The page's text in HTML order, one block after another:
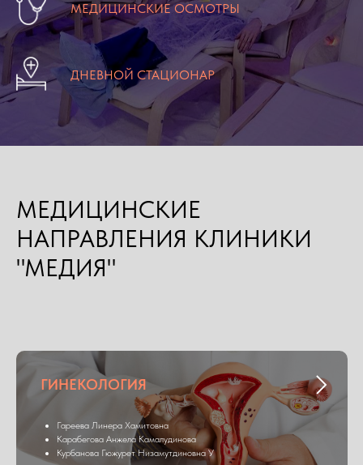
МЕДИЦИНСКИЕ ОСМОТРЫ
ДНЕВНОЙ СТАЦИОНАР
МЕДИЦИНСКИЕ
НАПРАВЛЕНИЯ КЛИНИКИ
"МЕДИЯ"
ГИНЕКОЛОГИЯ
Гареева Линера Хамитовна
Карабегова Анжела Камалудинова
Курбанова Гюжурет Низамутдиновна У